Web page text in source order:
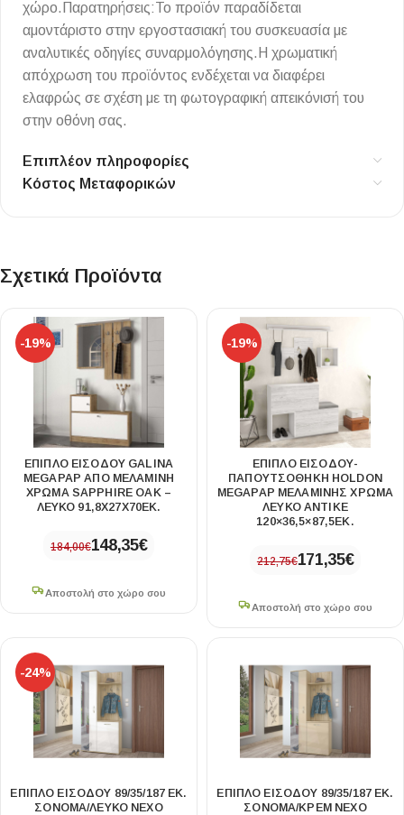
χώρο.Παρατηρήσεις:Το προϊόν παραδίδεται
αμοντάριστο στην εργοστασιακή του συσκευασία με
αναλυτικές οδηγίες συναρμολόγησης.Η χρωματική
απόχρωση του προϊόντος ενδέχεται να διαφέρει
ελαφρώς σε σχέση με τη φωτογραφική απεικόνισή του
στην οθόνη σας.
Επιπλέον πληροφορίες
Κόστος Μεταφορικών
Σχετικά Προϊόντα
-19%
ΈΠΙΠΛΟ ΕΙΣΌΔΟΥ GALINA
MEGAPAP ΑΠΌ ΜΕΛΑΜΊΝΗ
ΧΡΏΜΑ SAPPHIRE OAK –
ΛΕΥΚΌ 91,8X27X70ΕΚ.
184,00€148,35€
Αποστολή στο χώρο σου
-19%
ΈΠΙΠΛΟ ΕΙΣΌΔΟΥ-
ΠΑΠΟΥΤΣΟΘΉΚΗ HOLDON
MEGAPAP ΜΕΛΑΜΊΝΗΣ ΧΡΏΜΑ
ΛΕΥΚΌ ΑΝΤΙΚΈ
120×36,5×87,5ΕΚ.
212,75€171,35€
Αποστολή στο χώρο σου
-24%
ΈΠΙΠΛΟ ΕΙΣΌΔΟΥ 89/35/187 ΕΚ.
ΣΌΝΟΜΑ/ΛΕΥΚΌ NEXO
ΈΠΙΠΛΟ ΕΙΣΌΔΟΥ 89/35/187 ΕΚ.
ΣΌΝΟΜΑ/ΚΡΕΜ NEXO